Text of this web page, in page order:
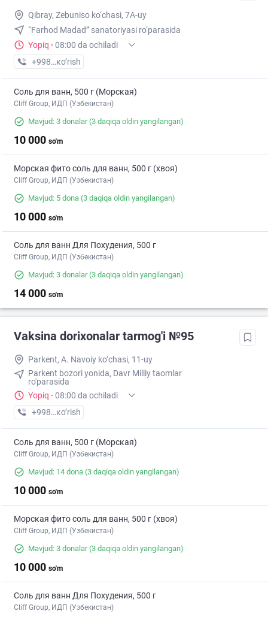
Qibray, Zebuniso ko‘chasi, 7A-uy
“Farhod Madad” sanatoriyasi ro‘parasida
Yopiq · 08:00 da ochiladi
+998 (77) XXX-XX-XX
кo’rish
Соль для ванн, 500 г (Морская)
Cliff Group, ИДП (Узбекистан)
Mavjud: 3 donalar(3 daqiqa oldin yangilangan)
10 000 so'm
Морская фито соль для ванн, 500 г (хвоя)
Cliff Group, ИДП (Узбекистан)
Mavjud: 5 dona (3 daqiqa oldin yangilangan)
10 000 so'm
Соль для ванн Для Похудения, 500 г
Cliff Group, ИДП (Узбекистан)
Mavjud: 3 donalar(3 daqiqa oldin yangilangan)
14 000 so'm
Vaksina dorixonalar tarmog'i №95
Parkent, A. Navoiy ko‘chasi, 11-uy
Parkent bozori yonida, Davr Milliy taomlar
ro'parasida
Yopiq · 08:00 da ochiladi
+998 (77) XXX-XX-XX
кo’rish
Соль для ванн, 500 г (Морская)
Cliff Group, ИДП (Узбекистан)
Mavjud: 14 dona (3 daqiqa oldin yangilangan)
10 000 so'm
Морская фито соль для ванн, 500 г (хвоя)
Cliff Group, ИДП (Узбекистан)
Mavjud: 3 donalar(3 daqiqa oldin yangilangan)
10 000 so'm
Соль для ванн Для Похудения, 500 г
Cliff Group, ИДП (Узбекистан)